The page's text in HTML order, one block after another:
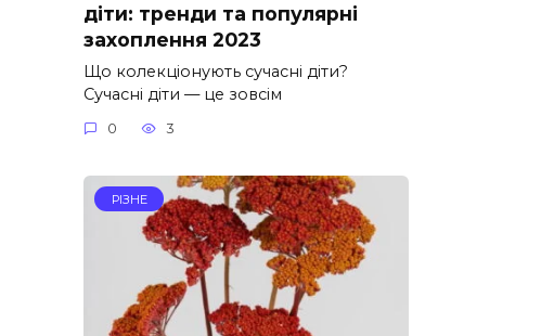
діти: тренди та популярні
захоплення 2023
Що колекціонують сучасні діти?
Сучасні діти — це зовсім
0 3
РІЗНЕ